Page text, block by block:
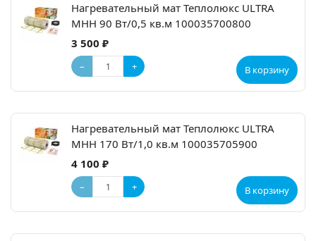
Нагревательный мат Теплолюкс ULTRA
МНН 90 Вт/0,5 кв.м 100035700800
3 500 ₽
− + В корзину
Нагревательный мат Теплолюкс ULTRA
МНН 170 Вт/1,0 кв.м 100035705900
4 100 ₽
− + В корзину